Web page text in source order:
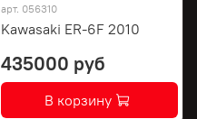
арт. 056310
Kawasaki ER-6F 2010
435000 руб
В корзину